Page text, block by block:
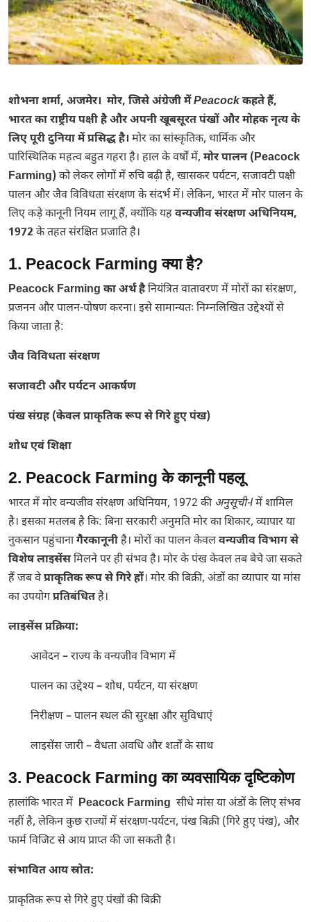
शोभना शर्मा, अजमेर। मोर, जिसे अंग्रेजी मेंPeacockकहते हैं,
भारत का राष्ट्रीय पक्षी है और अपनी खूबसूरत पंखों और मोहक नृत्य के
लिए पूरी दुनिया में प्रसिद्ध है। मोर का सांस्कृतिक, धार्मिक और
पारिस्थितिक महत्व बहुत गहरा है। हाल के वर्षों में, मोर पालन (Peacock
Farming) को लेकर लोगों में रुचि बढ़ी है, खासकर पर्यटन, सजावटी पक्षी
पालन और जैव विविधता संरक्षण के संदर्भ में। लेकिन, भारत में मोर पालन के
लिए कड़े कानूनी नियम लागू हैं, क्योंकि यहवन्यजीव संरक्षण अधिनियम,
1972के तहत संरक्षित प्रजाति है।
1. Peacock Farming क्या है?
Peacock Farming का अर्थ हैनियंत्रित वातावरण में मोरों का संरक्षण,
प्रजनन और पालन-पोषण करना। इसे सामान्यतः निम्नलिखित उद्देश्यों से
किया जाता है:
जैव विविधता संरक्षण
सजावटी और पर्यटन आकर्षण
पंख संग्रह (केवल प्राकृतिक रूप से गिरे हुए पंख)
शोध एवं शिक्षा
2. Peacock Farming के कानूनी पहलू
भारत में मोर वन्यजीव संरक्षण अधिनियम, 1972 की अनुसूची-Iमें शामिल
है। इसका मतलब है कि: बिना सरकारी अनुमति मोर का शिकार, व्यापार या
नुकसान पहुंचानागैरकानूनीहै। मोरों का पालन केवलवन्यजीव विभाग से
विशेष लाइसेंसमिलने पर ही संभव है। मोर के पंख केवल तब बेचे जा सकते
हैं जब वेप्राकृतिक रूप से गिरे हों। मोर की बिक्री, अंडों का व्यापार या मांस
का उपयोगप्रतिबंधितहै।
लाइसेंस प्रक्रिया:
आवेदन – राज्य के वन्यजीव विभाग में
पालन का उद्देश्य – शोध, पर्यटन, या संरक्षण
निरीक्षण – पालन स्थल की सुरक्षा और सुविधाएं
लाइसेंस जारी – वैधता अवधि और शर्तों के साथ
3. Peacock Farming का व्यवसायिक दृष्टिकोण
हालांकि भारत में Peacock Farming सीधे मांस या अंडों के लिए संभव
नहीं है, लेकिन कुछ राज्यों में संरक्षण-पर्यटन, पंख बिक्री (गिरे हुए पंख), और
फार्म विजिट से आय प्राप्त की जा सकती है।
संभावित आय स्रोत:
प्राकृतिक रूप से गिरे हुए पंखों की बिक्री